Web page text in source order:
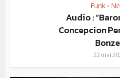
Funk •
Audio :
Concepcion
22 mai